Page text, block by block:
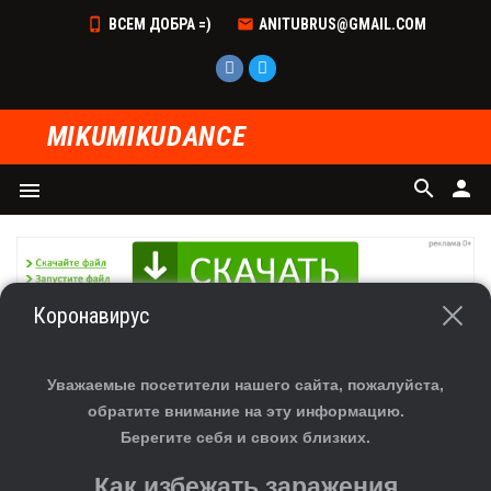
Коронавирус
Уважаемые посетители нашего сайта, пожалуйста,
обратите внимание на эту информацию.
Берегите себя и своих близких.
ВСЕМ ДОБРА =) ANITUBRUS@GMAIL.COM
MIKUMIKUDANCE
menu person
search
Главная»Файлы» Эффекты MME
Показано материалов:81-89
: 1 2 3 4 5